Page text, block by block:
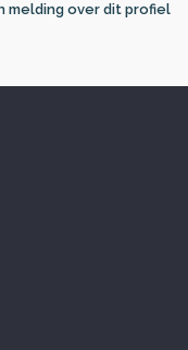
melding over dit profiel